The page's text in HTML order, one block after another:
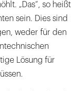
„Das“, so heißt
sein. Dies sind
weder für den
Lösung für